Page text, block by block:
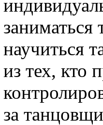
научиться
из тех, кто
за